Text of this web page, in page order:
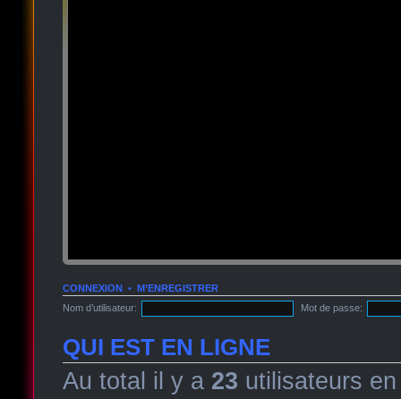
CONNEXION • M’ENREGISTRER
Nom d’utilisateur:
Mot de passe:
QUI EST EN LIGNE
Au total il y a 23 utilisateurs